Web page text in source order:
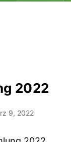
2022
9, 2022